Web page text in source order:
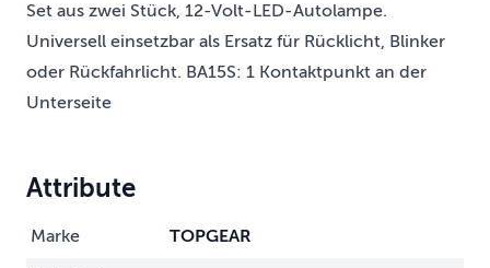
Set aus zwei Stück, 12-Volt-LED-Autolampe.
Universell einsetzbar als Ersatz für Rücklicht, Blinker
oder Rückfahrlicht. BA15S: 1 Kontaktpunkt an der
Unterseite
Attribute
Marke TOPGEAR